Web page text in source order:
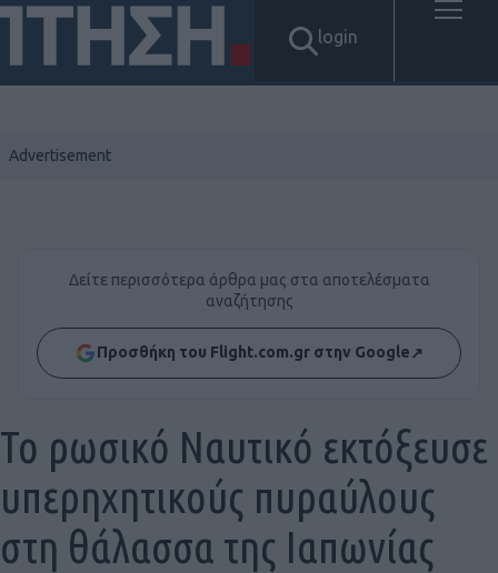
login
Δείτε περισσότερα άρθρα μας στα αποτελέσματα
αναζήτησης
Προσθήκη του Flight.com.gr στην Google↗
Το ρωσικό Ναυτικό εκτόξευσε
υπερηχητικούς πυραύλους
στη θάλασσα της Ιαπωνίας